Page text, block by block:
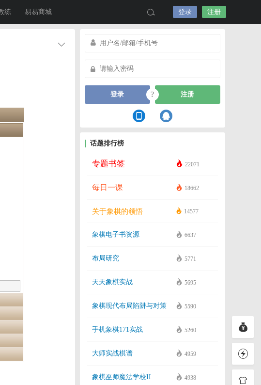
练 易易商城 登录 注册
登录 ? 注册
话题排行榜
专题书签 22071
每日一课 18662
关于象棋的领悟 14577
象棋电子书资源 6637
布局研究 5771
天天象棋实战 5695
象棋现代布局陷阱与对策 5590
手机象棋171实战 5260
大师实战棋谱 4959
象棋巫师魔法学校II 4938